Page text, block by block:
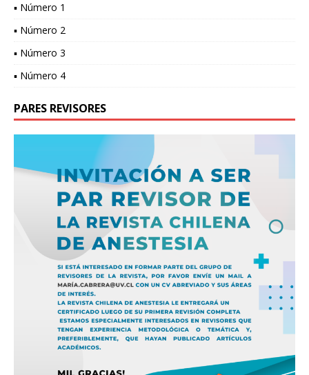
▪ Número 1
▪ Número 2
▪ Número 3
▪ Número 4
PARES REVISORES